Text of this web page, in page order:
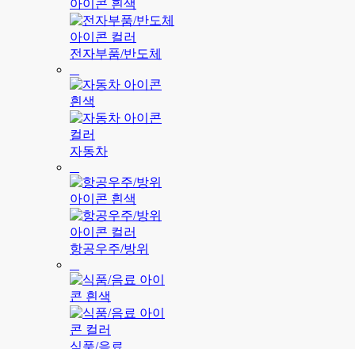
전자부품/반도체
자동차
항공우주/방위
식품/음료